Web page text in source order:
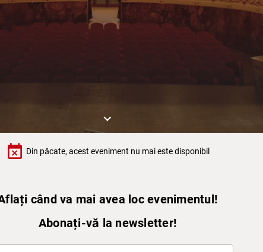
keyboard_arrow_down
event_busy Din păcate, acest eveniment nu mai este disponibil
când va mai avea loc evenimentul!
Abonați-vă la newsletter!